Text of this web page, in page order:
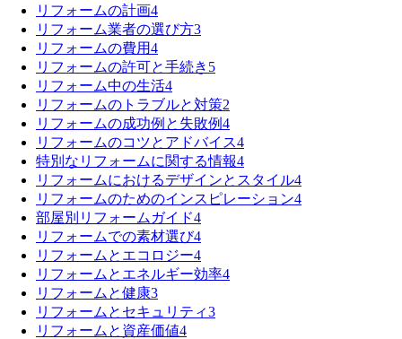
リフォームの計画4
リフォーム業者の選び方3
リフォームの費用4
リフォームの許可と手続き 5
リフォーム中の生活4
リフォームのトラブルと対策2
リフォームの成功例と失敗例4
リフォームのコツとアドバイス4
特別なリフォームに関する情報4
リフォームにおけるデザインとスタイル4
リフォームのためのインスピレーション4
部屋別リフォームガイド4
リフォームでの素材選び4
リフォームとエコロジー4
リフォームとエネルギー効率4
リフォームと健康3
リフォームとセキュリティ3
リフォームと資産価値4